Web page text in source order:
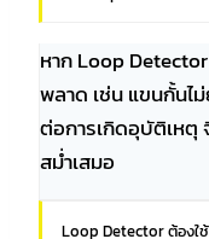
หาก Loop
พลาด เช่น แขนกั้น
ต่อการเกิดอุบัติเหตุ
สม่ำเสมอ
Loop Detector ต้องใ